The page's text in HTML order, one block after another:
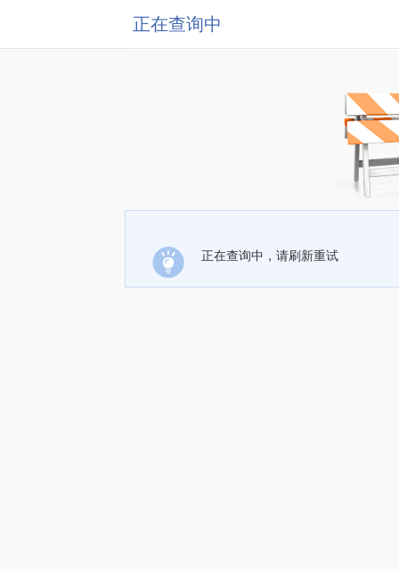
正在查询中
正在查询中，请刷新重试